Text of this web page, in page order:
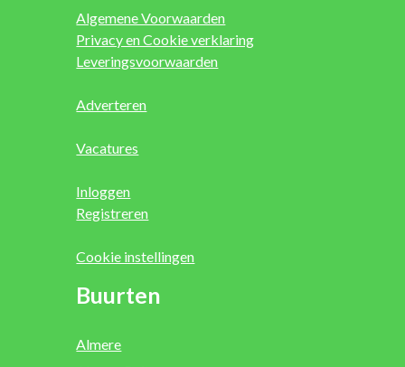
Algemene Voorwaarden
Privacy en Cookie verklaring
Leveringsvoorwaarden
Adverteren
Vacatures
Inloggen
Registreren
Cookie instellingen
Buurten
Almere